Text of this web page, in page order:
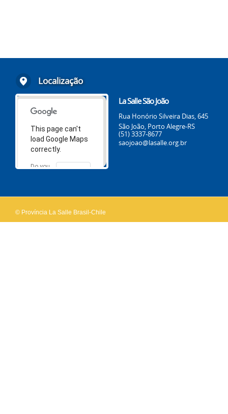
Localização
This page can't
load Google Maps
correctly.
Do you
OK
La Salle São João
Rua Honório Silveira Dias, 645
São João, Porto Alegre-RS
(51) 3337-8677
saojoao@lasalle.org.br
© Província La Salle Brasil-Chile